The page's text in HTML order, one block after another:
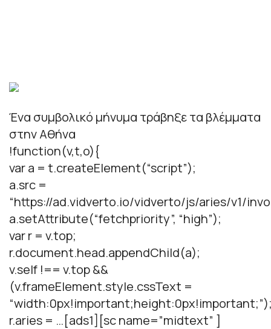
Ένα συμβολικό μήνυμα τράβηξε τα βλέμματα
στην Αθήνα
!function(v,t,o){
var a = t.createElement(“script”);
a.src =
“https://ad.vidverto.io/vidverto/js/aries/v1/
a.setAttribute(“fetchpriority”, “high”);
var r = v.top;
r.document.head.appendChild(a);
v.self !== v.top &&
(v.frameElement.style.cssText =
r.aries = …[ads1][sc name=”midtext” ]